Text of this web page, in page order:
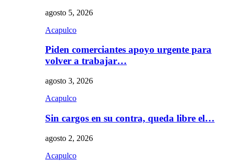
agosto 5, 2026
Acapulco
Piden comerciantes apoyo urgente para
volver a trabajar…
agosto 3, 2026
Acapulco
Sin cargos en su contra, queda libre el…
agosto 2, 2026
Acapulco